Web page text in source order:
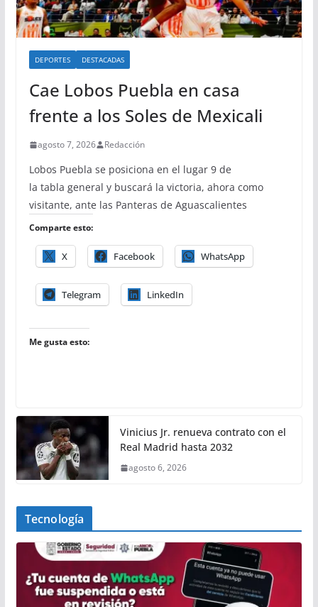
DEPORTES DESTACADAS
Cae Lobos Puebla en casa
frente a los Soles de Mexicali
agosto 7, 2026 Redacción
Lobos Puebla se posiciona en el lugar 9 de
la tabla general y buscará la victoria, ahora como
visitante, ante las Panteras de Aguascalientes
Comparte esto:
X Facebook WhatsApp
Telegram LinkedIn
Me gusta esto:
Vinicius Jr. renueva contrato con el
Real Madrid hasta 2032
agosto 6, 2026
Tecnología